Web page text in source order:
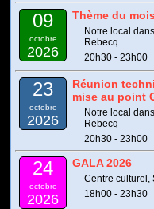
09
octobre
2026
Thème du
Notre local
Rebecq
20h30 - 23h00
23
octobre
2026
Réunion
mise au point
Notre local
Rebecq
20h30 - 23h00
24
octobre
2026
GALA 2026
Centre culturel,
18h00 - 23h30